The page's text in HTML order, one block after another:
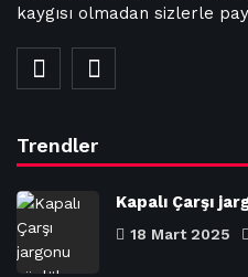
kaygısı olmadan sizlerle
Trendler
Kapalı Çarşı
18 Mart 2025